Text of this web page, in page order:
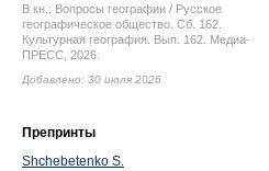
В кн.: Вопросы географии / Русское
географическое общество. Сб. 162.
Культурная география. Вып. 162. Медиа-
ПРЕСС, 2026.
Добавлено: 30 июля 2026
Препринты
Shchebetenko S.